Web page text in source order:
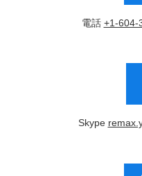
電話 +1-604-
Skype